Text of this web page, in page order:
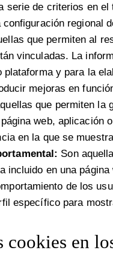
serie de criterios en
regional
que permiten al
vinculadas. La
y para la
mejoras en
que permiten
web,
en la que se
Son
incluido en una
de los
específico para
cookies en